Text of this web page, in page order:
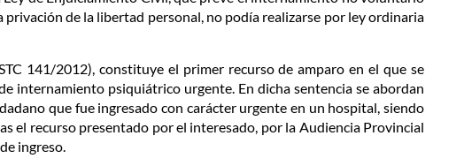
de la libertad personal, no podía realizarse por ley ordinaria
141/2012), constituye el primer recurso de amparo en el que se
internamiento psiquiátrico urgente. En dicha sentencia se abordan
que fue ingresado con carácter urgente en un hospital, siendo
el recurso presentado por el interesado, por la Audiencia Provincial
ingreso.